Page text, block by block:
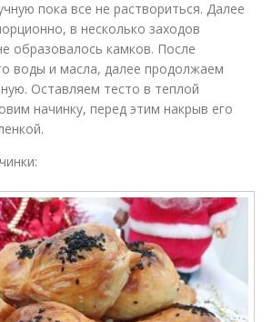
пока все не раствориться. Далее
в несколько заходов
образовалось камков. После
воды и масла, далее продолжаем
Оставляем тесто в теплой
начинку, перед этим накрыв его